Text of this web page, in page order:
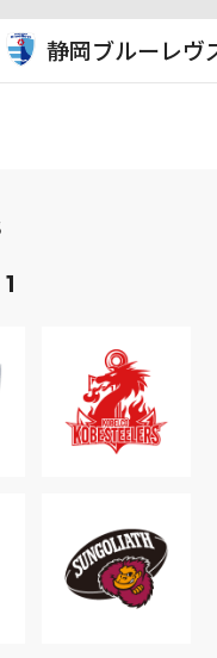
静岡ブルーレヴ
1